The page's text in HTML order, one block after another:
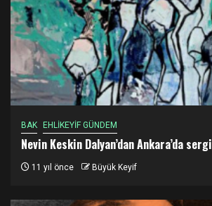
BAK EHLİKEYİF GÜNDEM
Nevin Keskin Dalyan’dan Ankara’da sergi
11 yıl önce Büyük Keyif